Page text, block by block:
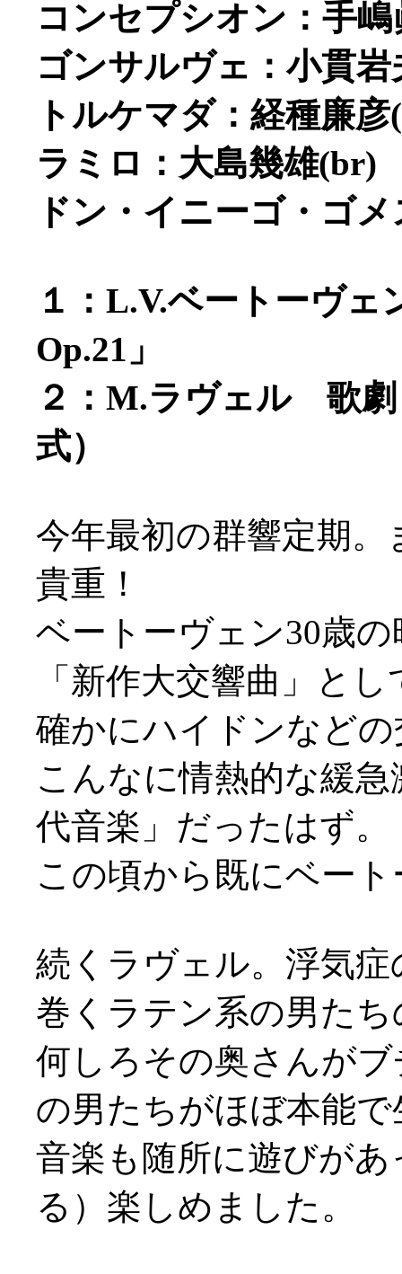
コンセプシオン：手嶋
ゴンサルヴェ：小貫岩
トルケマダ：経種廉彦
ラミロ：大島幾雄(br)
ドン・イニーゴ・ゴ
１：L.V.ベートーヴェ
Op.21」
２：M.ラヴェル 歌劇
式）
今年最初の群響定期
貴重！
ベートーヴェン30歳
「新作大交響曲」と
確かにハイドンなど
こんなに情熱的な緩
代音楽」だったはず。
この頃から既にベー
続くラヴェル。浮気
巻くラテン系の男た
何しろその奥さんが
の男たちがほぼ本能
音楽も随所に遊びが
る）楽しめました。